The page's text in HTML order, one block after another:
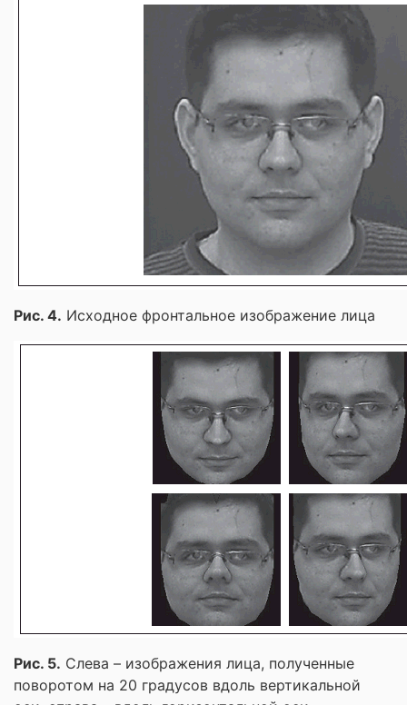
Рис. 4. Исходное фронтальное изображение лица
Рис. 5. Слева – изображения лица, полученные
поворотом на 20 градусов вдоль вертикальной